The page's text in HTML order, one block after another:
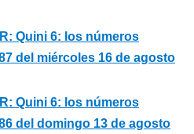
Quini 6: los números
del miércoles 16 de agosto
Quini 6: los números
del domingo 13 de agosto